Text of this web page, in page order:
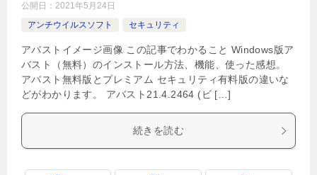
公開日： 2021年5月24日
アンチウイルスソフト
セキュリティ
アバストイメージ画像 この記事でわかること Windows版ア
バスト（無料）のインストール方法、機能、使った感想。
アバスト無料版とプレミアム セキュリティ有料版の違いな
どがわかります。 アバスト21.4.2464 (ビ […]
続きを読む